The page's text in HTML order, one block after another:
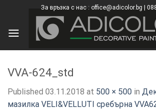
content
За връзка с нас : office@adicolor.bg |
VVA-624_std
Published 03.11.2018 at 500 × 500 in
мазилка VELI&VELLUTI сребърна
×